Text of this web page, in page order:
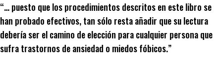
“… puesto que los procedimientos descritos en este libro se
han probado efectivos, tan sólo resta añadir que su lectura
debería ser el camino de elección para cualquier persona que
sufra trastornos de ansiedad o miedos fóbicos.”